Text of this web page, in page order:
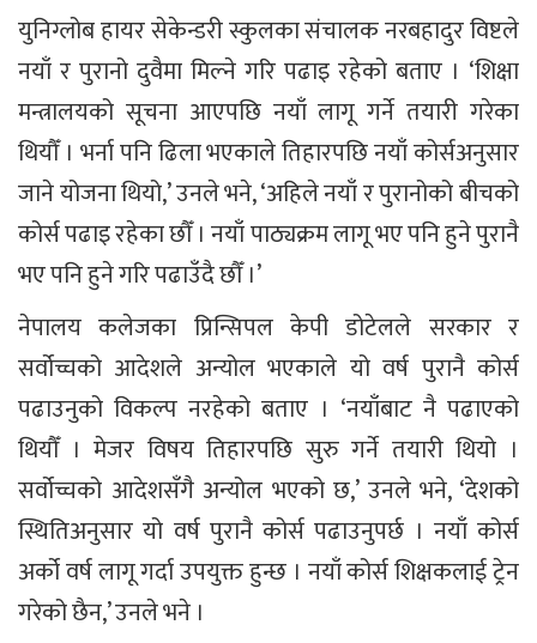
युनिग्लोब हायर सेकेन्डरी स्कुलका संचालक नरबहादुर विष्टले
नयाँ र पुरानो दुवैमा मिल्ने गरि पढाइ रहेको बताए । ‘शिक्षा
मन्त्रालयको सूचना आएपछि नयाँ लागू गर्ने तयारी गरेका
थियौँ । भर्ना पनि ढिला भएकाले तिहारपछि नयाँ कोर्सअनुसार
जाने योजना थियो,’ उनले भने, ‘अहिले नयाँ र पुरानोको बीचको
कोर्स पढाइ रहेका छौँ । नयाँ पाठ्यक्रम लागू भए पनि हुने पुरानै
भए पनि हुने गरि पढाउँदै छौँ ।’
नेपालय कलेजका प्रिन्सिपल केपी डोटेलले सरकार र
सर्वोच्चको आदेशले अन्योल भएकाले यो वर्ष पुरानै कोर्स
पढाउनुको विकल्प नरहेको बताए । ‘नयाँबाट नै पढाएको
थियौँ । मेजर विषय तिहारपछि सुरु गर्ने तयारी थियो ।
सर्वोच्चको आदेशसँगै अन्योल भएको छ,’ उनले भने, ‘देशको
स्थितिअनुसार यो वर्ष पुरानै कोर्स पढाउनुपर्छ । नयाँ कोर्स
अर्को वर्ष लागू गर्दा उपयुक्त हुन्छ । नयाँ कोर्स शिक्षकलाई ट्रेन
गरेको छैन,’ उनले भने ।